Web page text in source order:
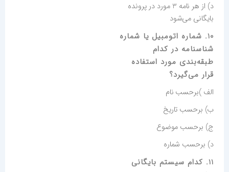
د) از هر نامه 3 مورد در پرونده
بایگانی می‌شود
10. شماره اتومبیل یا شماره
شناسنامه در کدام
طبقه‌بندی مورد استفاده
قرار می‌گیرد؟
الف )برحسب نام
ب) برحسب تاریخ
ج) برحسب موضوع
د) برحسب شماره
11. کدام سیستم بایگانی